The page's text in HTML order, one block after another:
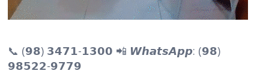
📞 (𝟵𝟴) 𝟯𝟰𝟳𝟭-𝟭𝟯𝟬𝟬 📲 𝙒𝙝𝙖𝙩𝙨𝘼𝙥𝙥: (𝟵𝟴)
𝟵𝟴𝟱𝟮𝟮-𝟵𝟳𝟳𝟵